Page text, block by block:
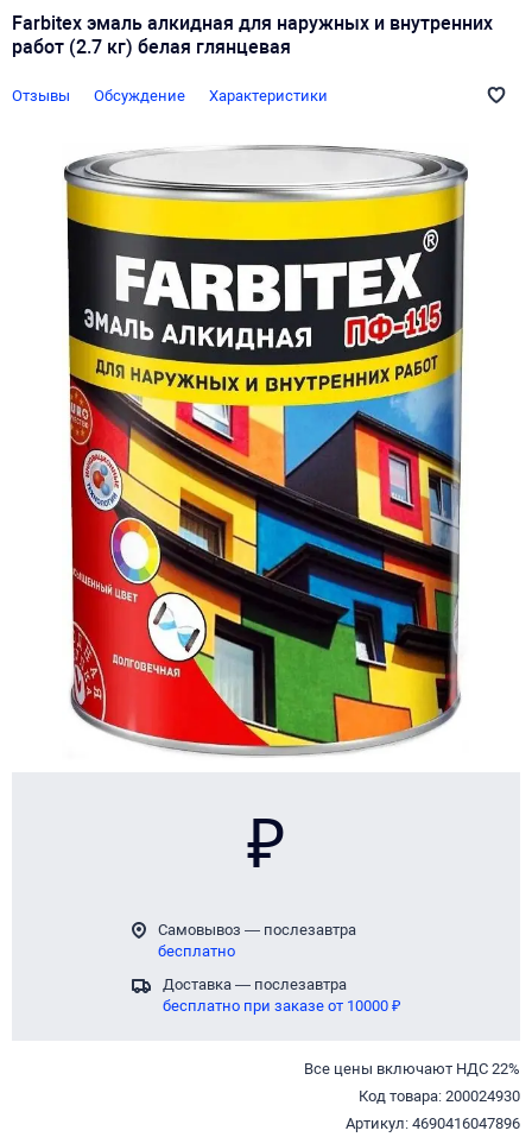
Farbitex эмаль алкидная для наружных и внутренних
работ (2.7 кг) белая глянцевая
Отзывы Обсуждение Характеристики
₽
Самовывоз — послезавтра
бесплатно
Доставка — послезавтра
бесплатно при заказе от 10000 ₽
Все цены включают НДС 22%
Код товара: 200024930
Артикул: 4690416047896